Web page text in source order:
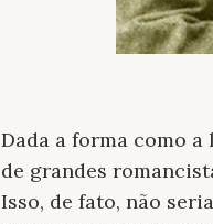
Dada a forma como
de grandes
Isso, de fato, não